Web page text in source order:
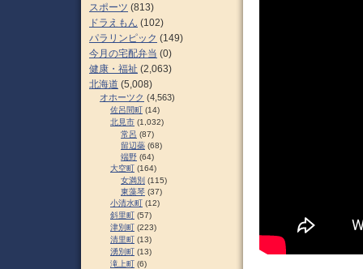
スポーツ (813)
ドラえもん (102)
パラリンピック (149)
今月の宅配弁当 (0)
健康・福祉 (2,063)
北海道 (5,008)
オホーツク (4,563)
佐呂間町 (14)
北見市 (1,032)
常呂 (87)
留辺蘂 (68)
端野 (64)
大空町 (164)
女満別 (115)
東藻琴 (37)
小清水町 (12)
斜里町 (57)
津別町 (223)
清里町 (13)
湧別町 (13)
滝上町 (6)